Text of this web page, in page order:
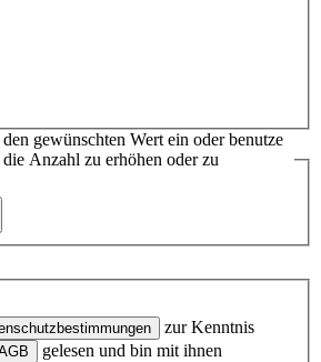
gewünschten Wert ein oder benutze
Anzahl zu erhöhen oder zu
zur Kenntnis
gelesen und bin mit ihnen